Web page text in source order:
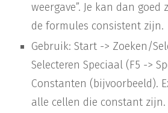
weergave”. Je kan dan
de formules consistent zijn.
Gebruik: Start -> Zoeken/
Selecteren Speciaal (F5 ->
Constanten (bijvoorbeeld).
alle cellen die constant